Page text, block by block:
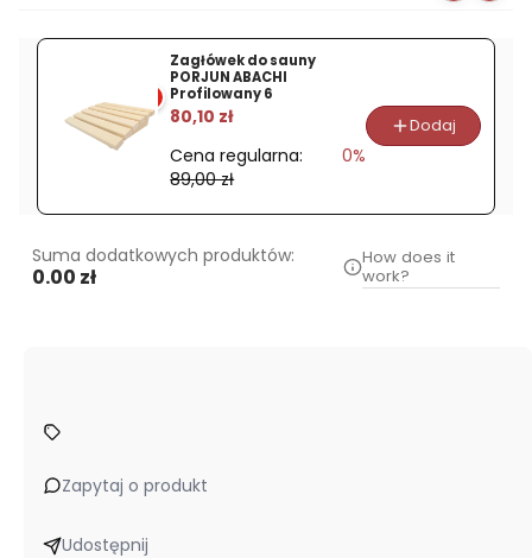
Zagłówek do sauny
PORJUN ABACHI
Profilowany 6
80,10 zł
Cena regularna:
89,00 zł
0%
Dodaj
Suma dodatkowych produktów:
0.00 zł
How does it
work?
Zapytaj o produkt
Udostępnij